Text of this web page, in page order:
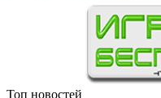
Топ новостей